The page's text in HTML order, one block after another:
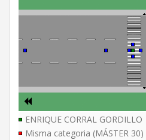
ENRIQUE CORRAL GORDILLO
Misma categoria (MÁSTER 30)